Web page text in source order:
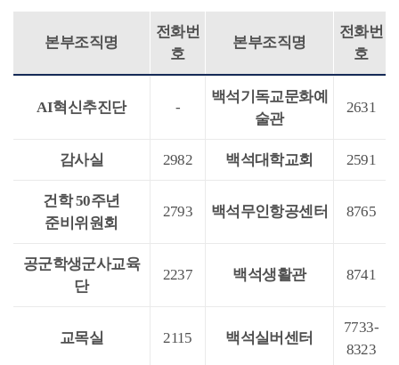
본부조직명
전화번
호
본부조직명
전화번
호
AI혁신추진단 -
백석기독교문화예
술관
2631
감사실 2982 백석대학교회 2591
건학 50주년
준비위원회
2793 백석무인항공센터 8765
공군학생군사교육
단
2237 백석생활관 8741
교목실 2115 백석실버센터
7733-
8323